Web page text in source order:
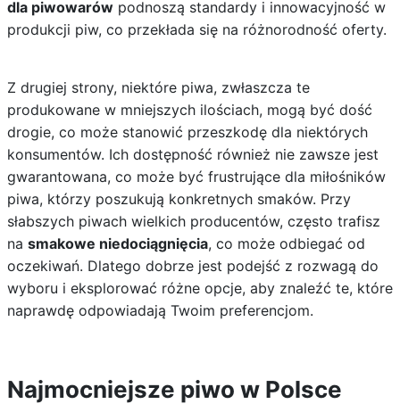
dla piwowarówpodnoszą standardy i innowacyjność w
produkcji piw, co przekłada się na różnorodność oferty.
Z drugiej strony, niektóre piwa, zwłaszcza te
produkowane w mniejszych ilościach, mogą być dość
drogie, co może stanowić przeszkodę dla niektórych
konsumentów. Ich dostępność również nie zawsze jest
gwarantowana, co może być frustrujące dla miłośników
piwa, którzy poszukują konkretnych smaków. Przy
słabszych piwach wielkich producentów, często trafisz
na smakowe niedociągnięcia, co może odbiegać od
oczekiwań. Dlatego dobrze jest podejść z rozwagą do
wyboru i eksplorować różne opcje, aby znaleźć te, które
naprawdę odpowiadają Twoim preferencjom.
Najmocniejsze piwo w Polsce